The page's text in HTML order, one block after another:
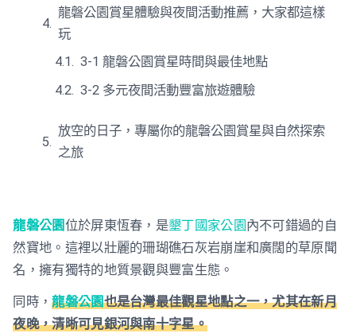
龍磐公園賞星體驗與夜間活動推薦，大家都這樣
玩
3-1 龍磐公園賞星時間與最佳地點
3-2 多元夜間活動豐富旅遊體驗
放空的日子，專屬你的龍磐公園賞星與自然探索
之旅
龍磐公園位於屏東恆春，是墾丁國家公園內不可錯過的自
然寶地。這裡以壯麗的珊瑚礁石灰岩崩崖和廣闊的草原聞
名，擁有獨特的地質景觀與豐富生態。
同時，龍磐公園也是台灣最佳觀星地點之一，尤其在新月
夜晚，清晰可見銀河與南十字星。